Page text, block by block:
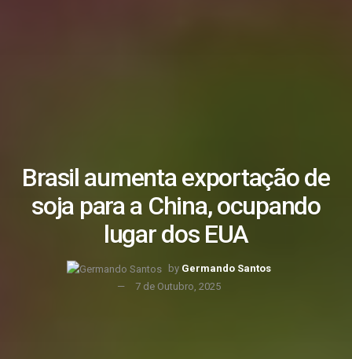
Brasil aumenta exportação de
soja para a China, ocupando
lugar dos EUA
by Germando Santos
7 de Outubro, 2025